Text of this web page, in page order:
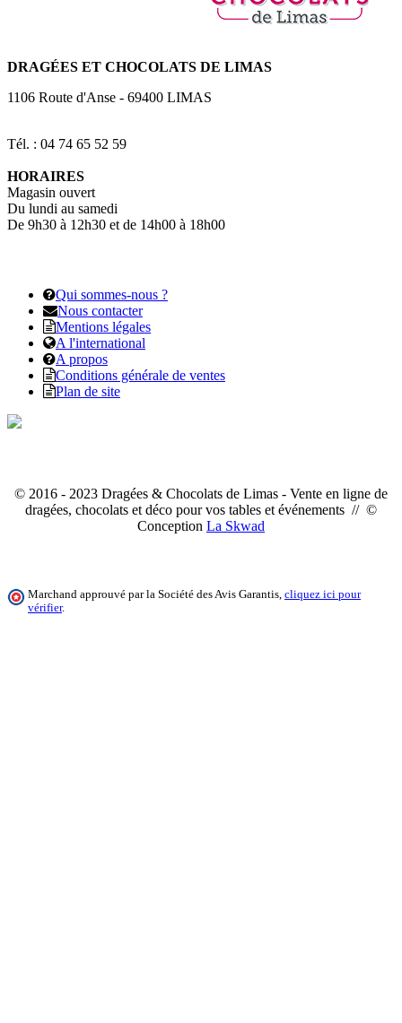
DRAGÉES ET CHOCOLATS DE LIMAS
1106 Route d'Anse - 69400 LIMAS
Tél. : 04 74 65 52 59
HORAIRES
Magasin ouvert
Du lundi au samedi
De 9h30 à 12h30 et de 14h00 à 18h00
Qui sommes-nous ?
Nous contacter
Mentions légales
A l'international
A propos
Conditions générale de ventes
Plan de site
© 2016 - 2023 Dragées & Chocolats de Limas - Vente en ligne de
dragées, chocolats et déco pour vos tables et événements // ©
Conception La Skwad
Marchand approuvé par la Société des Avis Garantis, cliquez ici pour
vérifier.